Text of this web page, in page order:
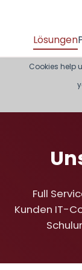
Lösungen
Cookies help
Full
Kunden IT-